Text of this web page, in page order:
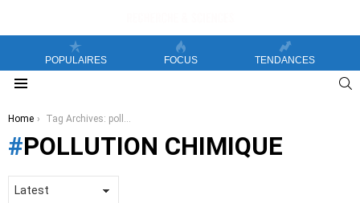
POPULAIRES FOCUS TENDANCES
You are here:
Home Tag Archives: pollution chimique
POLLUTION CHIMIQUE